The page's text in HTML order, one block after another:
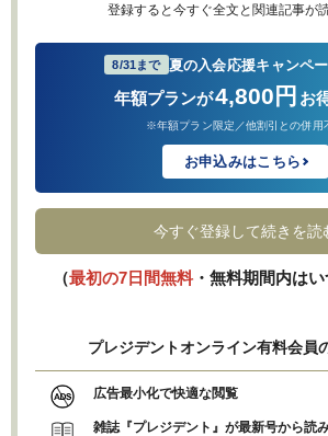
登録すると今すぐ全文と関連記事が
8/31まで 夏の入会応援キャンペ
年額プランが4,800円 お
※年額プラン限定／他割引との併用
お申込みはこちら
今すぐ登録して続きを読
（最初の7日間無料・無料期間内はい
プレジデントオンライン有料会員
広告最小化で快適な閲覧
雑誌『プレジデント』が最新号から読